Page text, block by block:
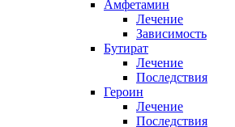
Амфетамин
Лечение
Зависимость
Бутират
Лечение
Последствия
Героин
Лечение
Последствия